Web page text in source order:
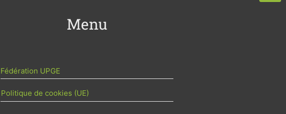
Menu
Fédération UPGE
Politique de cookies (UE)